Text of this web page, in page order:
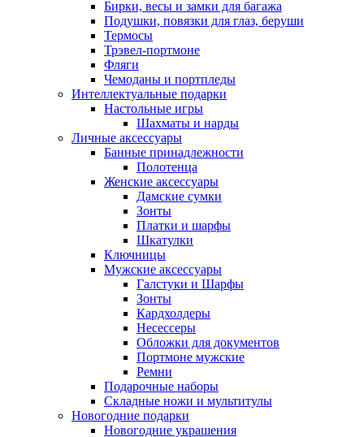
Бирки, весы и замки для багажа
Подушки, повязки для глаз, беруши
Термосы
Трэвел-портмоне
Фляги
Чемоданы и портпледы
Интеллектуальные подарки
Настольные игры
Шахматы и нарды
Личные аксессуары
Банные принадлежности
Полотенца
Женские аксессуары
Дамские сумки
Зонты
Платки и шарфы
Шкатулки
Ключницы
Мужские аксессуары
Галстуки и Шарфы
Зонты
Кардхолдеры
Несессеры
Обложки для документов
Портмоне мужские
Ремни
Подарочные наборы
Складные ножи и мультитулы
Новогодние подарки
Новогодние украшения